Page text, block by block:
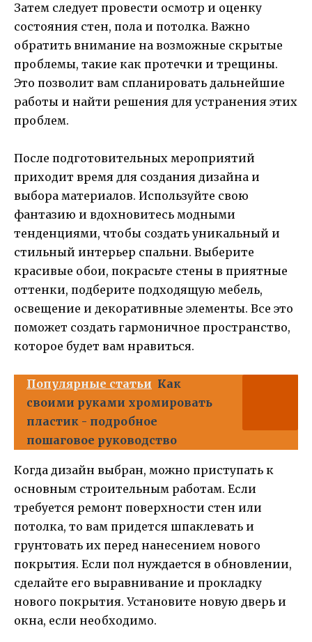
Затем следует провести осмотр и оценку
состояния стен, пола и потолка. Важно
обратить внимание на возможные скрытые
проблемы, такие как протечки и трещины.
Это позволит вам спланировать дальнейшие
работы и найти решения для устранения этих
проблем.
После подготовительных мероприятий
приходит время для создания дизайна и
выбора материалов. Используйте свою
фантазию и вдохновитесь модными
тенденциями, чтобы создать уникальный и
стильный интерьер спальни. Выберите
красивые обои, покрасьте стены в приятные
оттенки, подберите подходящую мебель,
освещение и декоративные элементы. Все это
поможет создать гармоничное пространство,
которое будет вам нравиться.
Популярные статьи Как
своими руками хромировать
пластик - подробное
пошаговое руководство
Когда дизайн выбран, можно приступать к
основным строительным работам. Если
требуется ремонт поверхности стен или
потолка, то вам придется шпаклевать и
грунтовать их перед нанесением нового
покрытия. Если пол нуждается в обновлении,
сделайте его выравнивание и прокладку
нового покрытия. Установите новую дверь и
окна, если необходимо.